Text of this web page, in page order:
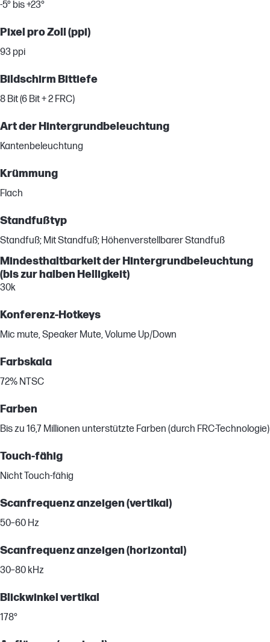
-5° bis +23°
Pixel pro Zoll (ppi)
93 ppi
Bildschirm Bittiefe
8 Bit (6 Bit + 2 FRC)
Art der Hintergrundbeleuchtung
Kantenbeleuchtung
Krümmung
Flach
Standfußtyp
Standfuß; Mit Standfuß; Höhenverstellbarer Standfuß
Mindesthaltbarkeit der Hintergrundbeleuchtung
(bis zur halben Helligkeit)
30k
Konferenz-Hotkeys
Mic mute, Speaker Mute, Volume Up/Down
Farbskala
72% NTSC
Farben
Bis zu 16,7 Millionen unterstützte Farben (durch FRC-Technologie)
Touch-fähig
Nicht Touch-fähig
Scanfrequenz anzeigen (vertikal)
50–60 Hz
Scanfrequenz anzeigen (horizontal)
30–80 kHz
Blickwinkel vertikal
178°